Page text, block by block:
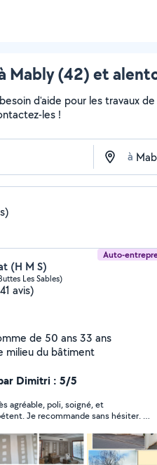
Mably (42) et
d'aide pour les travaux
les !
à
Auto-
(H M S)
Les Sables)
avis)
milieu du bâtiment
Dimitri : 5/5
agréable, poli, soigné, et
Je recommande sans hésiter. Si
merci à Firat